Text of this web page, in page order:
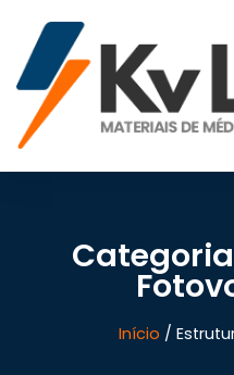
Início /